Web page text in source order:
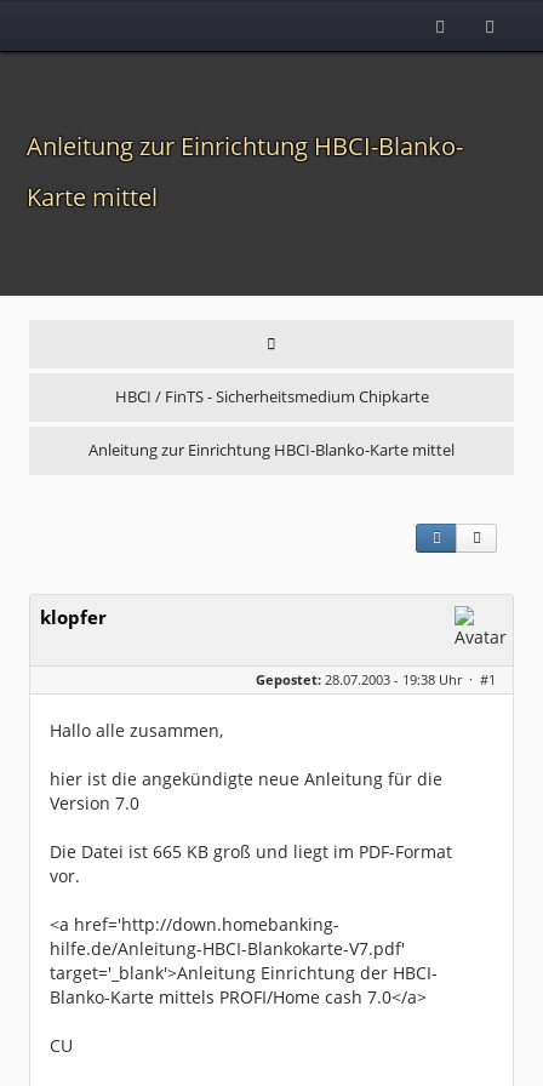
Anleitung zur Einrichtung HBCI-Blanko-
Karte mittel
HBCI / FinTS - Sicherheitsmedium Chipkarte
Anleitung zur Einrichtung HBCI-Blanko-Karte mittel
klopfer
Gepostet: 28.07.2003 - 19:38 Uhr · #1
Hallo alle zusammen,
hier ist die angekündigte neue Anleitung für die
Version 7.0
Die Datei ist 665 KB groß und liegt im PDF-Format
vor.
<a href='http://down.homebanking-
hilfe.de/Anleitung-HBCI-Blankokarte-V7.pdf'
target='_blank'>Anleitung Einrichtung der HBCI-
Blanko-Karte mittels PROFI/Home cash 7.0</a>
CU